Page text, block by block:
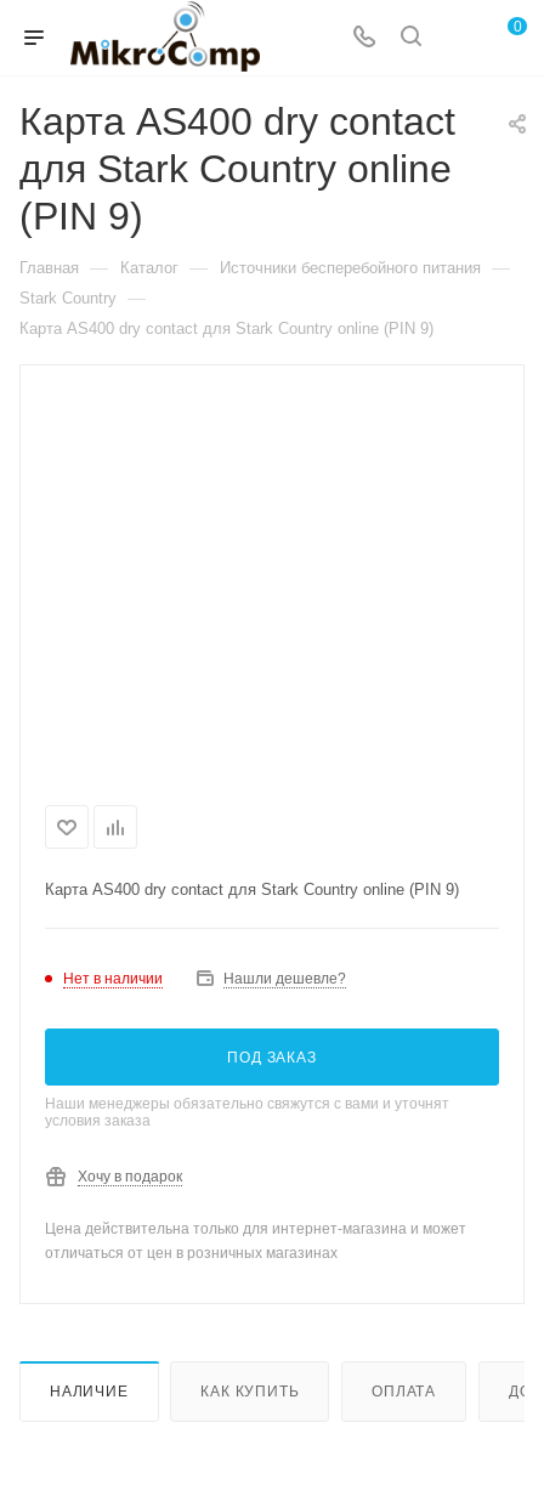
0
Карта AS400 dry contact
для Stark Country online
(PIN 9)
Главная — Каталог — Источники бесперебойного питания —
Stark Country —
Карта AS400 dry contact для Stark Country online (PIN 9)
Карта AS400 dry contact для Stark Country online (PIN 9)
Нет в наличии Нашли дешевле?
ПОД ЗАКАЗ
Наши менеджеры обязательно свяжутся с вами и уточнят
условия заказа
Хочу в подарок
Цена действительна только для интернет-магазина и может
отличаться от цен в розничных магазинах
НАЛИЧИЕ КАК КУПИТЬ ОПЛАТА